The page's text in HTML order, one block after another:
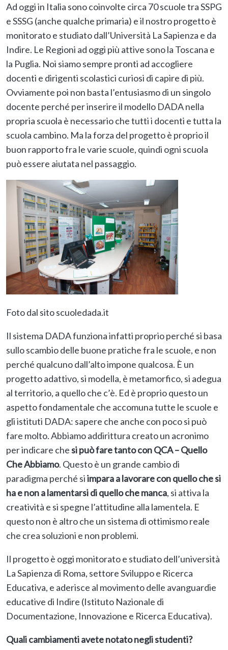
Ad oggi in Italia sono coinvolte circa 70 scuole tra SSPG
e SSSG (anche qualche primaria) e il nostro progetto è
monitorato e studiato dall’Università La Sapienza e da
Indire. Le Regioni ad oggi più attive sono la Toscana e
la Puglia. Noi siamo sempre pronti ad accogliere
docenti e dirigenti scolastici curiosi di capire di più.
Ovviamente poi non basta l’entusiasmo di un singolo
docente perché per inserire il modello DADA nella
propria scuola è necessario che tutti i docenti e tutta la
scuola cambino. Ma la forza del progetto è proprio il
buon rapporto fra le varie scuole, quindi ogni scuola
può essere aiutata nel passaggio.
Foto dal sito scuoledada.it
Il sistema DADA funziona infatti proprio perché si basa
sullo scambio delle buone pratiche fra le scuole, e non
perché qualcuno dall’alto impone qualcosa. È un
progetto adattivo, si modella, è metamorfico, si adegua
al territorio, a quello che c’è. Ed è proprio questo un
aspetto fondamentale che accomuna tutte le scuole e
gli istituti DADA: sapere che anche con poco si può
fare molto. Abbiamo addirittura creato un acronimo
per indicare chesi può fare tanto con QCA – Quello
Che Abbiamo. Questo è un grande cambio di
paradigma perché siimpara a lavorare con quello che si
ha e non a lamentarsi di quello che manca, si attiva la
creatività e si spegne l’attitudine alla lamentela. E
questo non è altro che un sistema di ottimismo reale
che crea soluzioni e non problemi.
Il progetto è oggi monitorato e studiato dell’università
La Sapienza di Roma, settore Sviluppo e Ricerca
Educativa, e aderisce al movimento delle avanguardie
educative di Indire (Istituto Nazionale di
Documentazione, Innovazione e Ricerca Educativa).
Quali cambiamenti avete notato negli studenti?